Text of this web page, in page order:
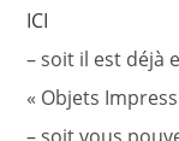
ICI
– soit il est déjà
« Objets